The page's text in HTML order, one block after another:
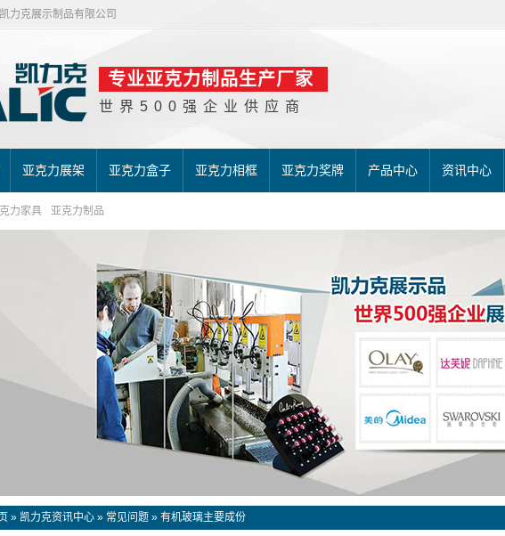
力克展示制品有限公司
专业亚克力制品生产厂家
世界500强企业供应商
亚克力展架 亚克力盒子 亚克力相框 亚克力奖牌 产品中心 资讯中心
力家具 亚克力制品
» 凯力克资讯中心 » 常见问题 » 有机玻璃主要成份